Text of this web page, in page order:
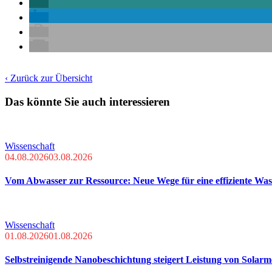
‹ Zurück zur Übersicht
Das könnte Sie auch interessieren
Wissenschaft
04.08.202603.08.2026
Vom Abwasser zur Ressource: Neue Wege für eine effiziente
Wissenschaft
01.08.202601.08.2026
Selbstreinigende Nanobeschichtung steigert Leistung von